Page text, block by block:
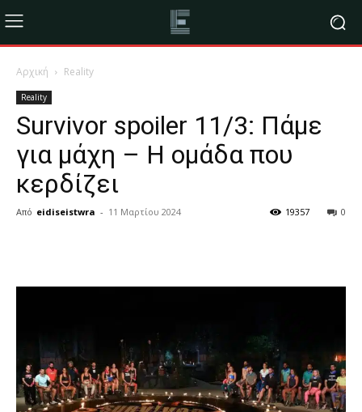
Αρχική Reality
Reality
Survivor spoiler 11/3: Πάμε
για μάχη – Η ομάδα που
κερδίζει
Από eidiseistwra - 11 Μαρτίου 2024 0
19357